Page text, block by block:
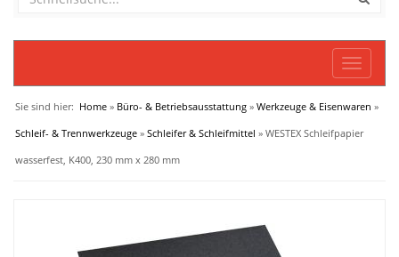
Toggle
Sie sind hier: Home » Büro- & Betriebsausstattung » Werkzeuge & Eisenwaren »
Schleif- & Trennwerkzeuge » Schleifer & Schleifmittel » WESTEX Schleifpapier
wasserfest, K400, 230 mm x 280 mm